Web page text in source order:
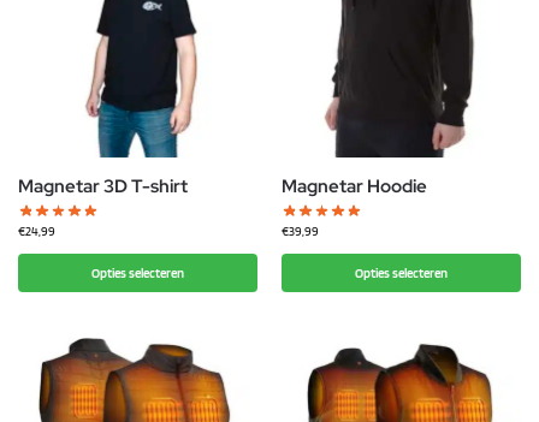
Magnetar 3D T-shirt
€24,99
Opties selecteren
Magnetar Hoodie
€39,99
Opties selecteren